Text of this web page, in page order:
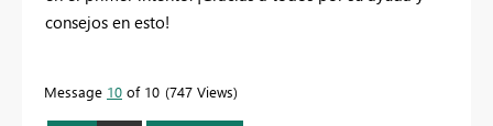
consejos en esto!
Message 10 of 10 747 Views